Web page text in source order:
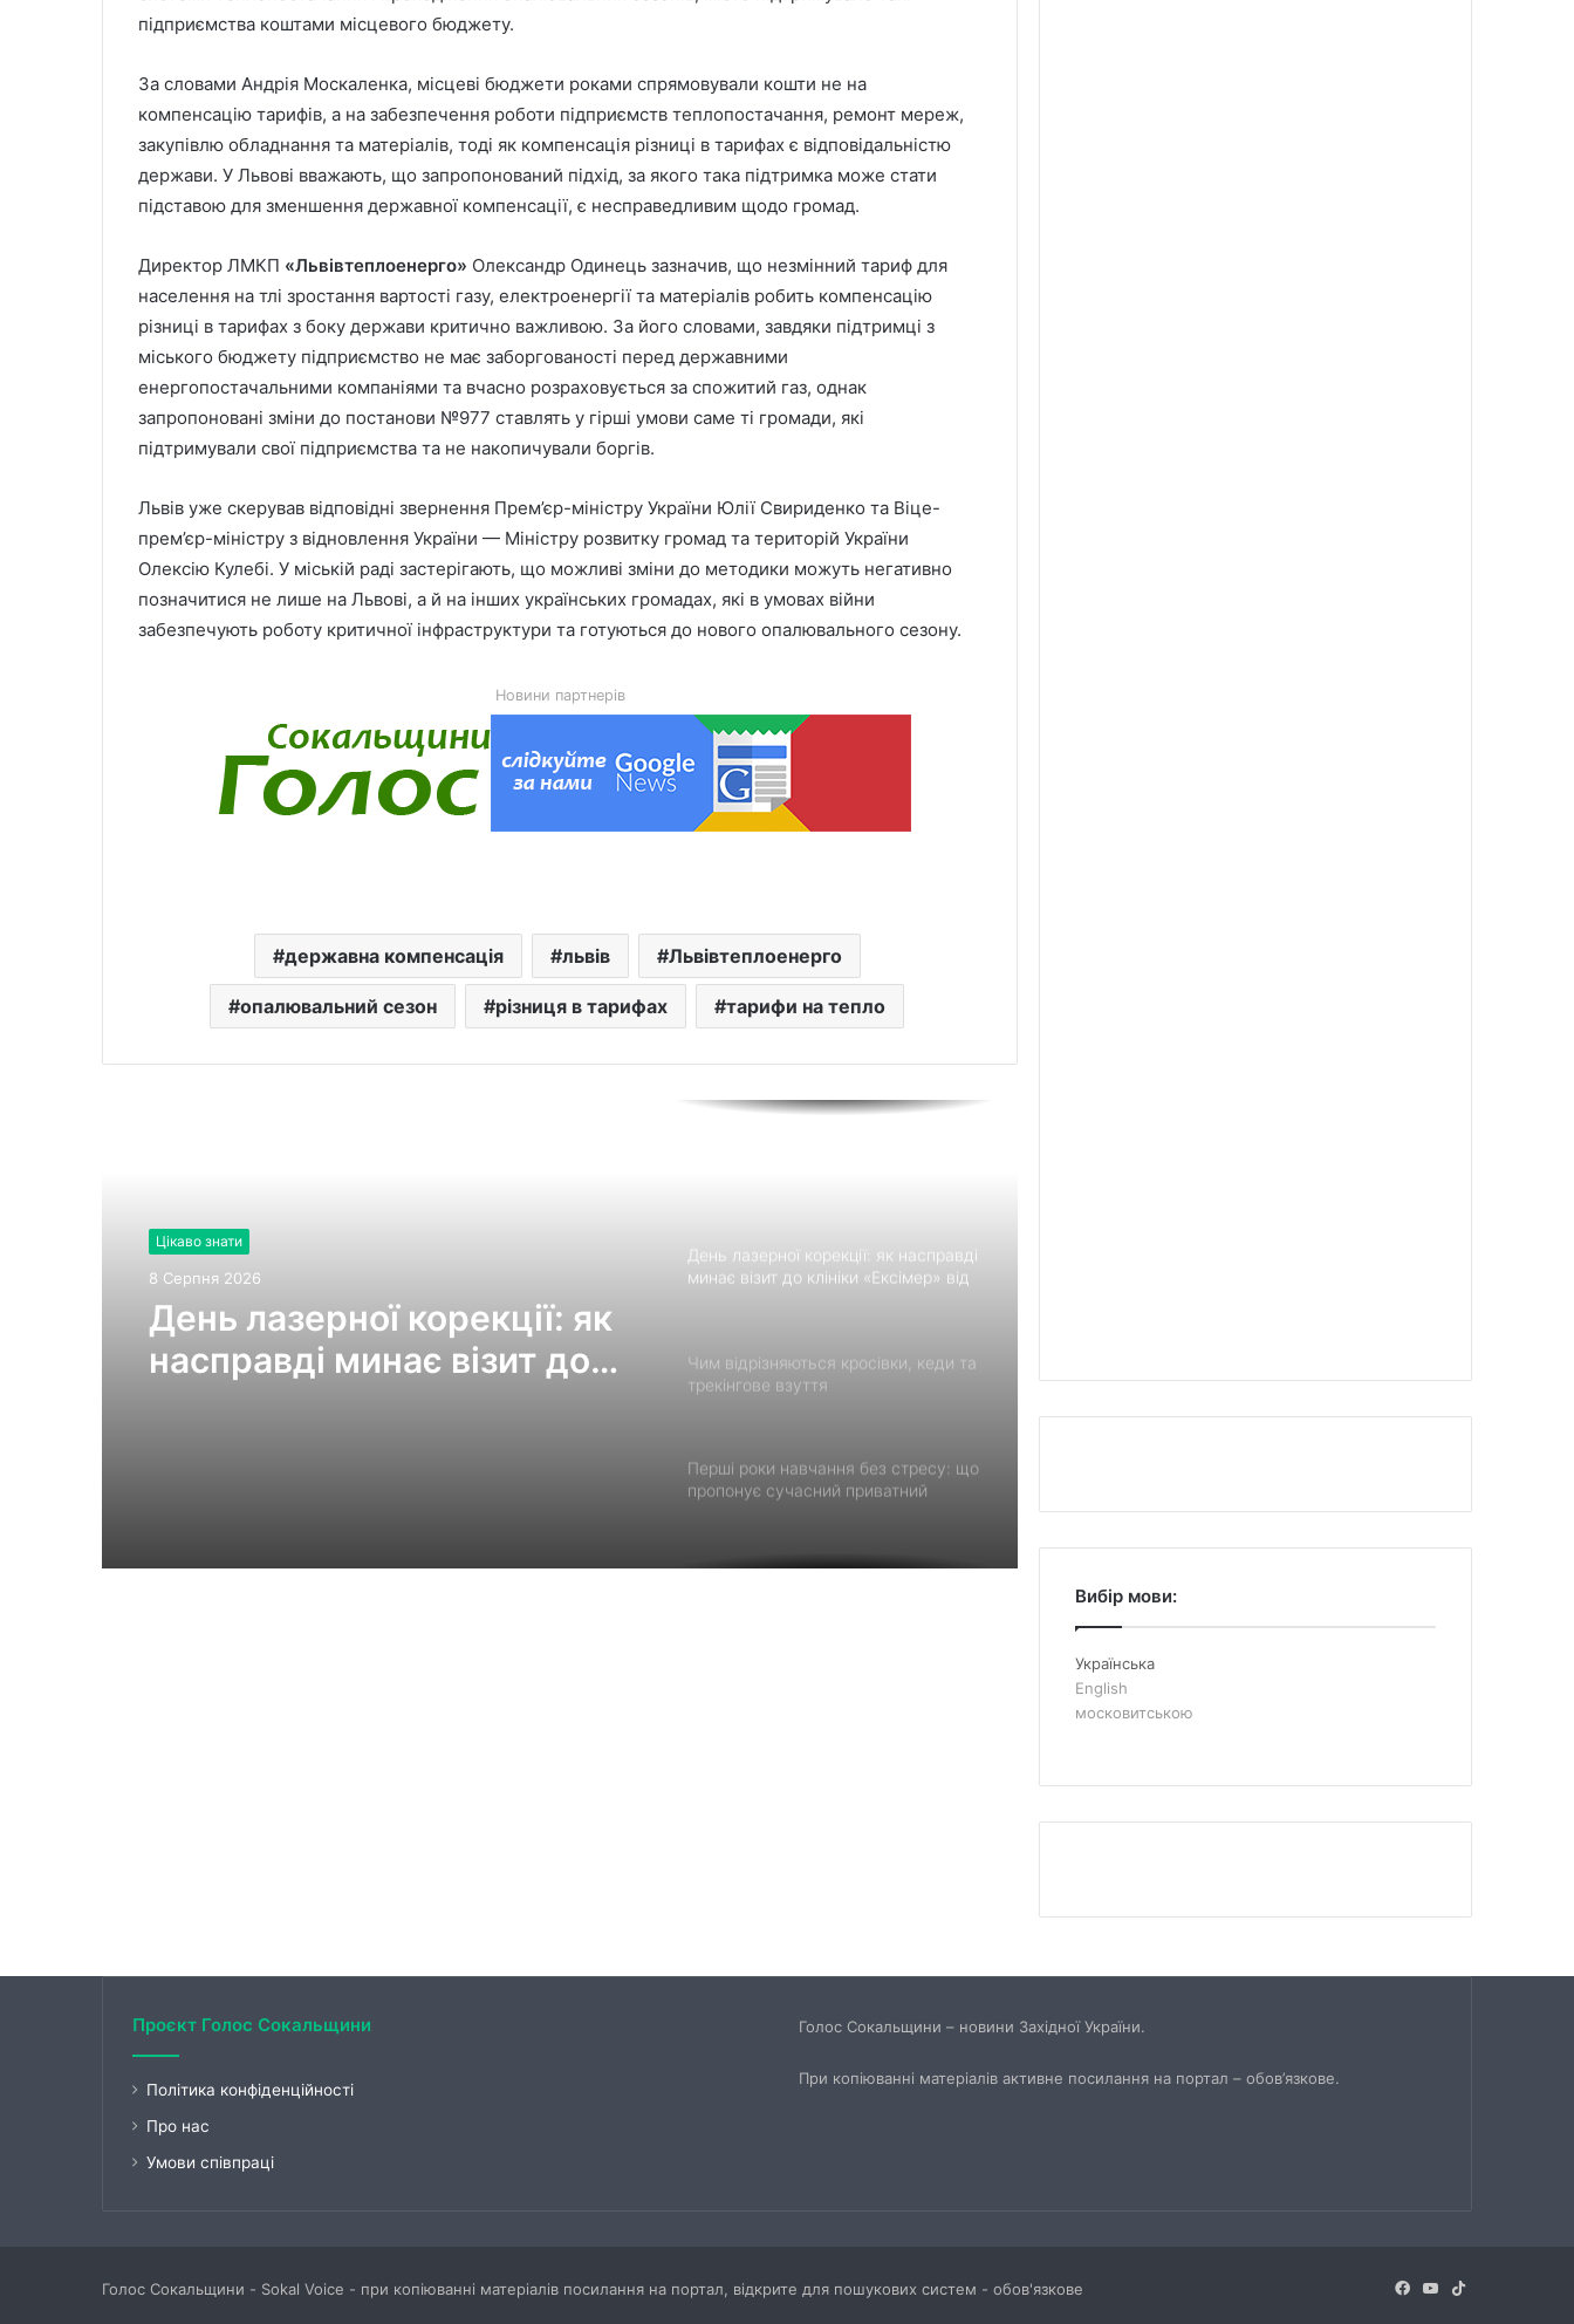
підприємства коштами місцевого бюджету.
За словами Андрія Москаленка, місцеві бюджети роками спрямовували кошти не на
компенсацію тарифів, а на забезпечення роботи підприємств теплопостачання, ремонт мереж,
закупівлю обладнання та матеріалів, тоді як компенсація різниці в тарифах є відповідальністю
держави. У Львові вважають, що запропонований підхід, за якого така підтримка може стати
підставою для зменшення державної компенсації, є несправедливим щодо громад.
Директор ЛМКП «Львівтеплоенерго» Олександр Одинець зазначив, що незмінний тариф для
населення на тлі зростання вартості газу, електроенергії та матеріалів робить компенсацію
різниці в тарифах з боку держави критично важливою. За його словами, завдяки підтримці з
міського бюджету підприємство не має заборгованості перед державними
енергопостачальними компаніями та вчасно розраховується за спожитий газ, однак
запропоновані зміни до постанови №977 ставлять у гірші умови саме ті громади, які
підтримували свої підприємства та не накопичували боргів.
Львів уже скерував відповідні звернення Прем’єр-міністру України Юлії Свириденко та Віце-
прем’єр-міністру з відновлення України — Міністру розвитку громад та територій України
Олексію Кулебі. У міській раді застерігають, що можливі зміни до методики можуть негативно
позначитися не лише на Львові, а й на інших українських громадах, які в умовах війни
забезпечують роботу критичної інфраструктури та готуються до нового опалювального сезону.
Новини партнерів
державна компенсація львів Львівтеплоенерго
опалювальний сезон різниця в тарифах тарифи на тепло
Цікаво знати
8 Серпня 2026
День лазерної корекції: як
насправді минає візит до
минає візит до клініки «Ексімер» від
Чим відрізняються кросівки, кеди та
трекінгове взуття
Перші роки навчання без стресу: що
Украшения для пасхальных яиц:
идеи выбора и гармоничного
праздничного оформления
ключ»: ТОП-7 форматів послуг
День лазерної корекції: як насправді
минає візит до клініки «Ексімер» від
Чим відрізняються кросівки, кеди та
трекінгове взуття
Перші роки навчання без стресу: що
пропонує сучасний приватний
Украшения для пасхальных яиц:
трекінгове взуття
Вибір мови:
Українська
English
московитською
Проєкт Голос Сокальщини
Політика конфіденційності
Про нас
Умови співпраці
Голос Сокальщини – новини Західної України.
При копіюванні матеріалів активне посилання на портал – обов’язкове.
Голос Сокальщини - Sokal Voice - при копіюванні матеріалів посилання на портал, відкрите для пошукових систем - обов'язкове Facebook
YouTube
TikTok